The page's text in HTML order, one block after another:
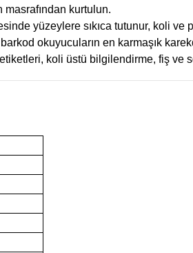
masrafından kurtulun.
yüzeylere sıkıca tutunur, koli
okuyucuların en karmaşık
koli üstü bilgilendirme, fiş ve